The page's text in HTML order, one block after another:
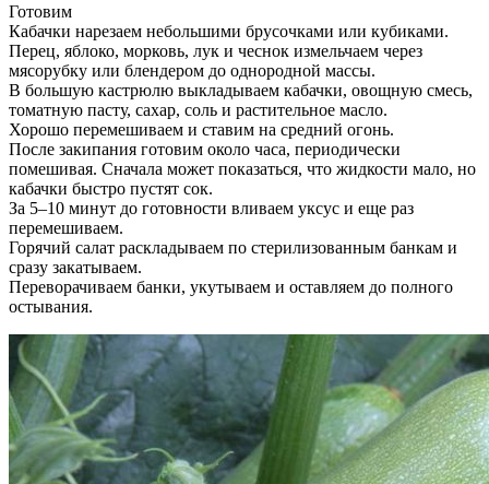
Готовим
Кабачки нарезаем небольшими брусочками или кубиками.
Перец, яблоко, морковь, лук и чеснок измельчаем через
мясорубку или блендером до однородной массы.
В большую кастрюлю выкладываем кабачки, овощную смесь,
томатную пасту, сахар, соль и растительное масло.
Хорошо перемешиваем и ставим на средний огонь.
После закипания готовим около часа, периодически
помешивая. Сначала может показаться, что жидкости мало, но
кабачки быстро пустят сок.
За 5–10 минут до готовности вливаем уксус и еще раз
перемешиваем.
Горячий салат раскладываем по стерилизованным банкам и
сразу закатываем.
Переворачиваем банки, укутываем и оставляем до полного
остывания.